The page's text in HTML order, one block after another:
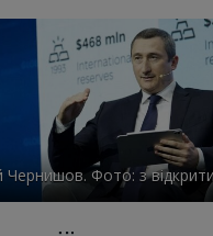
Чернишов. Фото: з